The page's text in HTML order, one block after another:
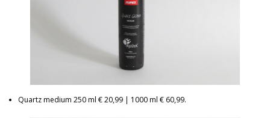
Quartz medium 250 ml € 20,99 | 1000 ml € 60,99.